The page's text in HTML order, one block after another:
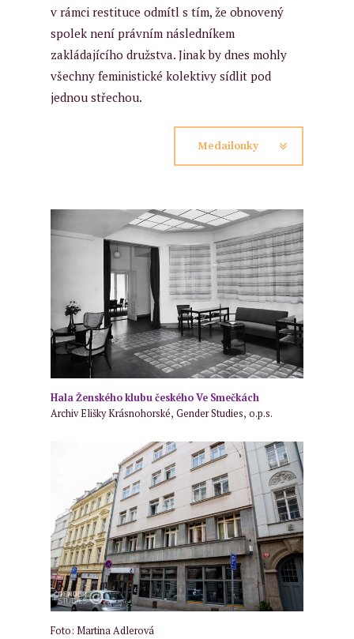
v rámci restituce odmítl s tím, že obnovený
spolek není právním následníkem
zakládajícího družstva. Jinak by dnes mohly
všechny feministické kolektivy sídlit pod
jednou střechou.
Medailonky
Hala Ženského klubu českého Ve Smečkách
Archiv Elišky Krásnohorské, Gender Studies, o.p.s.
Foto: Martina Adlerová